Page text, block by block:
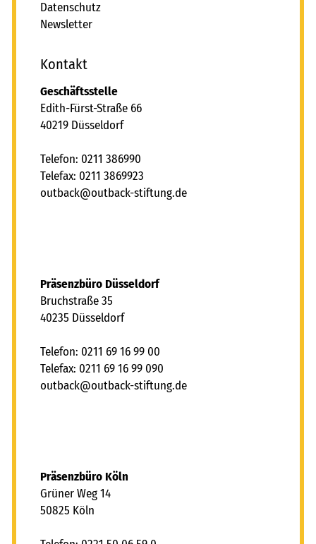
Datenschutz
Newsletter
Kontakt
Geschäftsstelle
Edith-Fürst-Straße 66
40219 Düsseldorf
Telefon: 0211 386990
Telefax: 0211 3869923
tb ck tb ck-stft ngd
Präsenzbüro Düsseldorf
Bruchstraße 35
40235 Düsseldorf
Telefon: 0211 69 16 99 00
Telefax: 0211 69 16 99 090
tb ck tb ck-stft ngd
Präsenzbüro Köln
Grüner Weg 14
50825 Köln